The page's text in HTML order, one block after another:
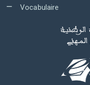
Vocabulaire